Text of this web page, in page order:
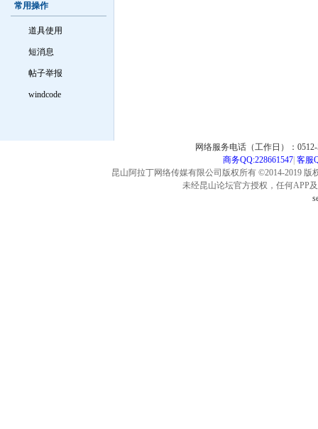
常用操作
道具使用
短消息
帖子举报
windcode
网络服务电话（工作日）：
商务QQ:228661547| 客服
昆山阿拉丁网络传媒有限公司版权所有 ©2014-2019
未经昆山论坛官方授权，任何APP